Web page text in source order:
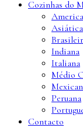
Cozinhas do
Asiática
Indiana
Italiana
Médio
Peruana
Contacto